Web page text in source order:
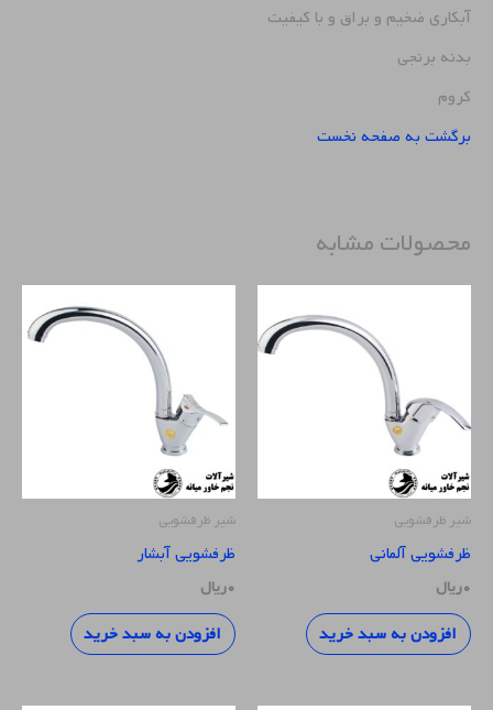
آبکاری ضخیم و براق و با کیفیت
بدنه برنجی
کروم
برگشت به صفحه نخست
محصولات مشابه
شیر ظرفشویی
ظرفشویی آلمانی
۰ریال
افزودن به سبد خرید
شیر ظرفشویی
ظرفشویی آبشار
۰ریال
افزودن به سبد خرید